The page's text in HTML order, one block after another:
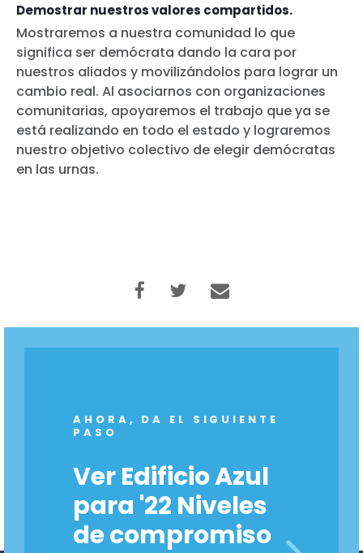
Demostrar nuestros valores compartidos.
Mostraremos a nuestra comunidad lo que
significa ser demócrata dando la cara por
nuestros aliados y movilizándolos para lograr un
cambio real. Al asociarnos con organizaciones
comunitarias, apoyaremos el trabajo que ya se
está realizando en todo el estado y lograremos
nuestro objetivo colectivo de elegir demócratas
en las urnas.
AHORA, DA EL SIGUIENTE
PASO
Ver Edificio Azul
para '22 Niveles
de compromiso